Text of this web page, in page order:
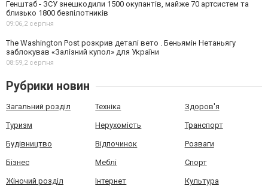
Генштаб - ЗСУ знешкодили 1500 окупантів, майже 70 артсистем та
близько 1800 безпілотників
09:06, 2 серпня
The Washington Post розкрив деталі вето . Беньямін Нетаньягу
заблокував «Залізний купол» для України
08:59, 2 серпня
Рубрики новин
Загальний розділ Техніка Здоров'я
Туризм Нерухомість Транспорт
Будівництво Відпочинок Розваги
Бізнес Меблі Спорт
Жіночий розділ Інтернет Культура